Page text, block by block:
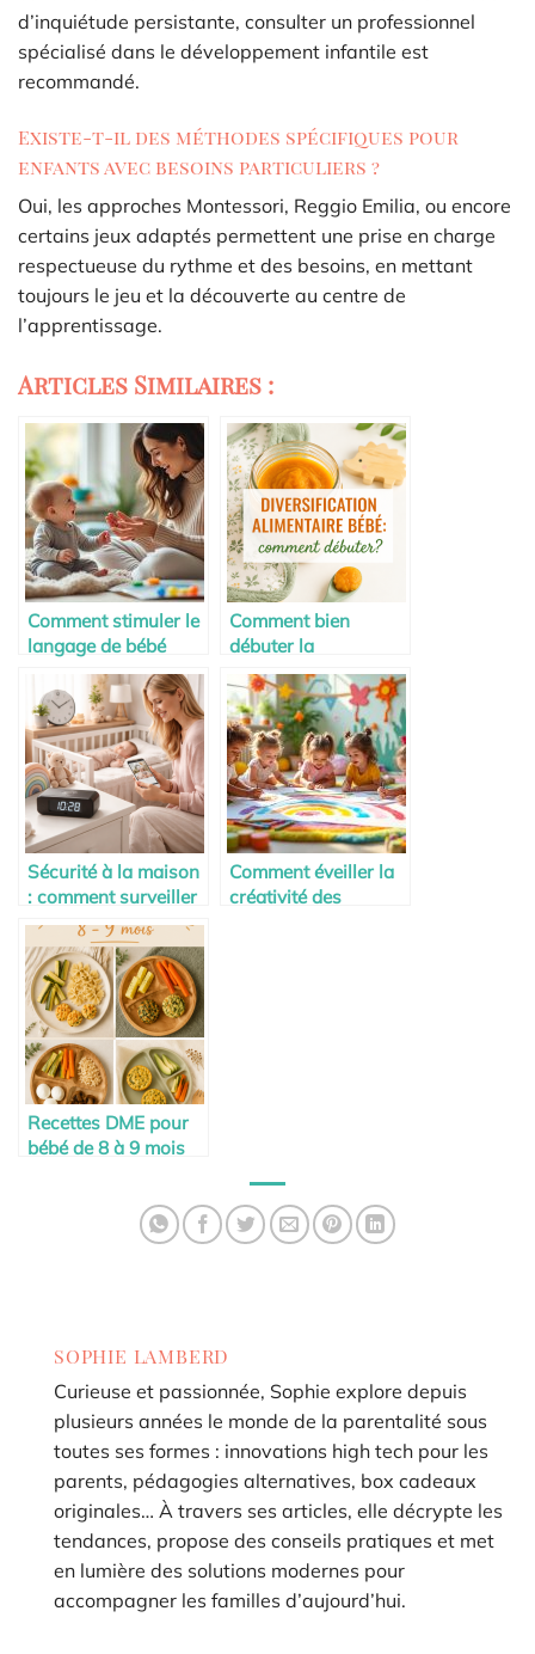
d’inquiétude persistante, consulter un professionnel
spécialisé dans le développement infantile est
recommandé.
Existe-t-il des méthodes spécifiques pour
enfants avec besoins particuliers ?
Oui, les approches Montessori, Reggio Emilia, ou encore
certains jeux adaptés permettent une prise en charge
respectueuse du rythme et des besoins, en mettant
toujours le jeu et la découverte au centre de
l’apprentissage.
Articles Similaires :
Comment stimuler le
langage de bébé
naturellement
Comment bien
débuter la
diversification
alimentaire de bébé ?
Sécurité à la maison
: comment surveiller
bébé et protéger son
foyer en toute
discrétion
Comment éveiller la
créativité des
Recettes DME pour
bébé de 8 à 9 mois
SOPHIE LAMBERD
Curieuse et passionnée, Sophie explore depuis
plusieurs années le monde de la parentalité sous
toutes ses formes : innovations high tech pour les
parents, pédagogies alternatives, box cadeaux
originales… À travers ses articles, elle décrypte les
tendances, propose des conseils pratiques et met
en lumière des solutions modernes pour
accompagner les familles d’aujourd’hui.